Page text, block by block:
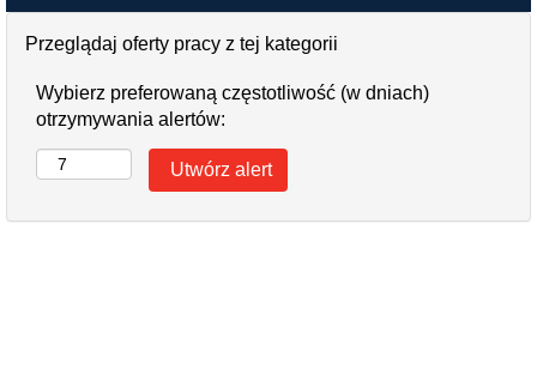
Przeglądaj oferty pracy z tej kategorii
Wybierz preferowaną częstotliwość (w dniach)
otrzymywania alertów: